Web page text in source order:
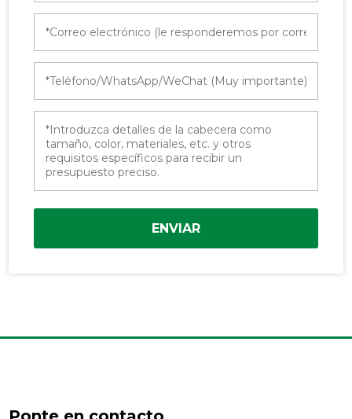
ENVIAR